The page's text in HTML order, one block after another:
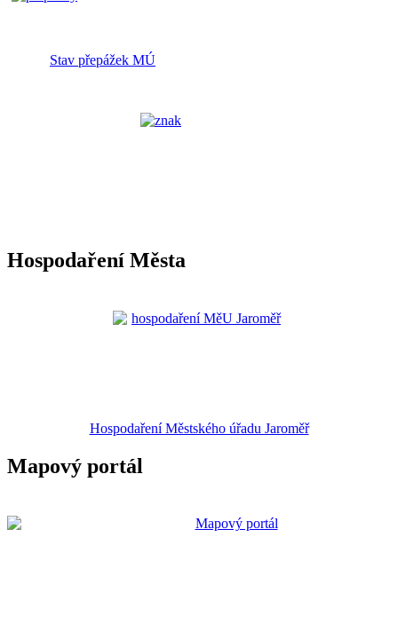
Stav přepážek MÚ
Hospodaření Města
Hospodaření Městského úřadu Jaroměř
Mapový portál